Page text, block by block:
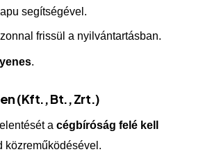
segítségével.
frissül a nyilvántartásban.
.
(Kft., Bt., Zrt.)
a cégbíróság felé kell
közreműködésével.